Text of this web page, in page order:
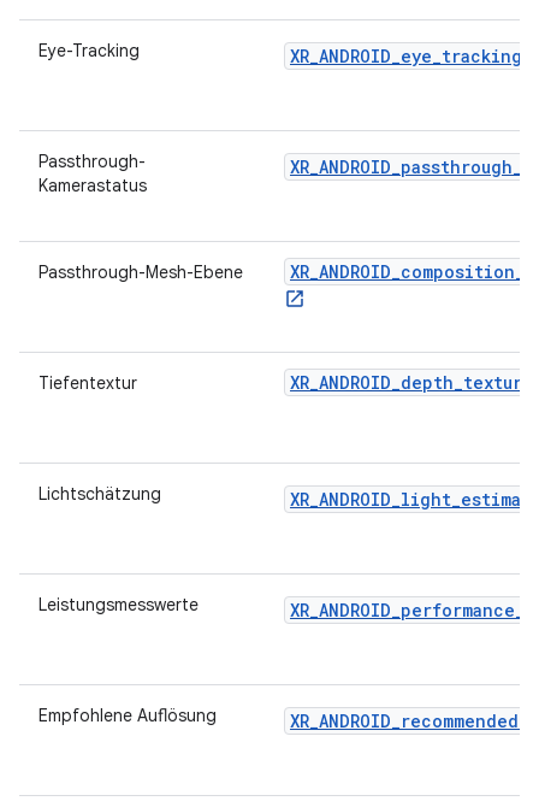
Eye-Tracking XR_ANDROID_eye_tracking
Passthrough-
Kamerastatus
Passthrough-Mesh-Ebene
Tiefentextur XR_ANDROID_depth_texture
Lichtschätzung
Leistungsmesswerte
Empfohlene Auflösung